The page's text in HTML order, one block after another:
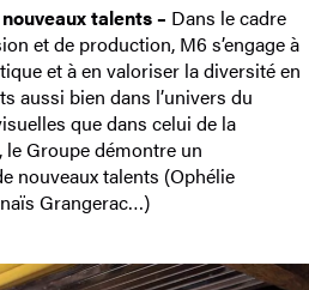
talents – Dans le cadre
et de production, M6 s’engage à
et à en valoriser la diversité en
aussi bien dans l’univers du
que dans celui de la
le Groupe démontre un
nouveaux talents (Ophélie
Grangerac…)